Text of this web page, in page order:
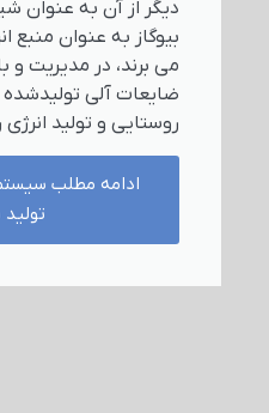
دیگر از آن به عنوان شیوه
بیوگاز به عنوان منبع
می برند، در مدیریت و
ضایعات آلی تولیدشده در
روستایی و تولید انرژی
ادامه مطلب سیستم
تولید